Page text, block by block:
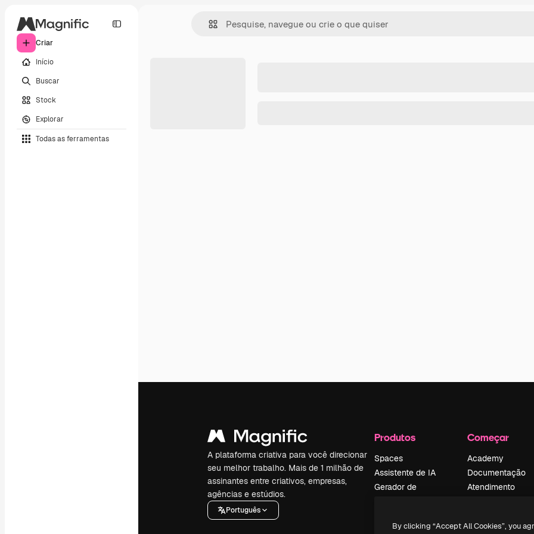
Criar
Início
Buscar
Stock
Explorar
Todas as ferramentas
A plataforma criativa para você direcionar
seu melhor trabalho. Mais de 1 milhão de
assinantes entre criativos, empresas,
agências e estúdios.
Português
Produtos
Spaces
Assistente de IA
Gerador de
Texto para voz
Começar
Academy
Documentação
Atendimento
Política de
By clicking “Accept All Cookies”, you